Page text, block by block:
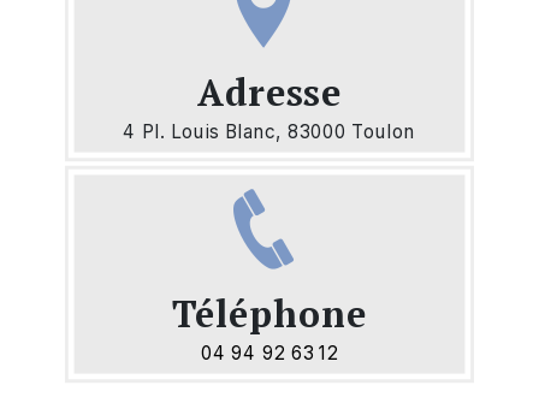
Adresse
4 Pl. Louis Blanc, 83000 Toulon
Téléphone
04 94 92 63 12